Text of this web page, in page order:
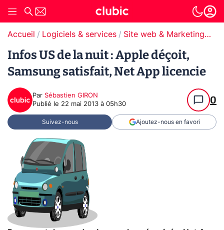
Accueil Logiciels & services Site web & Marketing Digital
Infos US de la nuit : Apple déçoit,
Samsung satisfait, Net App licencie
Par Sébastien GIRON
Publié le 22 mai 2013 à 05h30 0
Suivez-nous Ajoutez-nous en favori